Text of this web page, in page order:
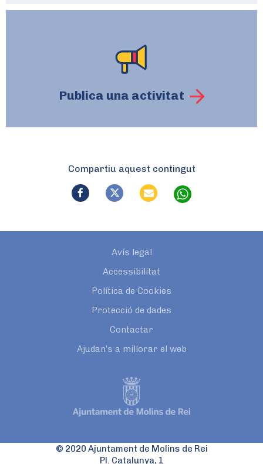
Publica una activitat
Compartiu aquest contingut
Avís legal
Accessibilitat
Política de Cookies
Protecció de dades
Contactar
Ajudan’s a millorar el web
© 2020 Ajuntament de Molins de Rei
Pl. Catalunya, 1